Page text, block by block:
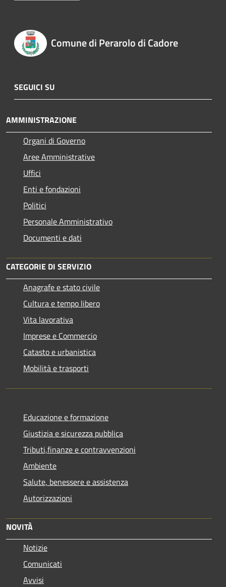
Comune di Perarolo di Cadore
SEGUICI SU
AMMINISTRAZIONE
Organi di Governo
Aree Amministrative
Uffici
Enti e fondazioni
Politici
Personale Amministrativo
Documenti e dati
CATEGORIE DI SERVIZIO
Anagrafe e stato civile
Cultura e tempo libero
Vita lavorativa
Imprese e Commercio
Catasto e urbanistica
Mobilità e trasporti
Educazione e formazione
Giustizia e sicurezza pubblica
Tributi,finanze e contravvenzioni
Ambiente
Salute, benessere e assistenza
Autorizzazioni
NOVITÀ
Notizie
Comunicati
Avvisi